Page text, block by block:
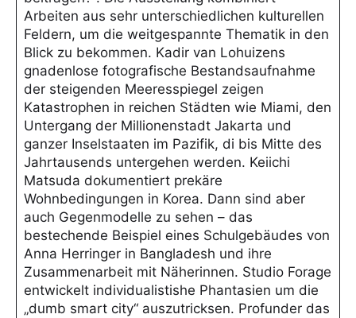
Arbeiten aus sehr unterschiedlichen kulturellen
Feldern, um die weitgespannte Thematik in den
Blick zu bekommen. Kadir van Lohuizens
gnadenlose fotografische Bestandsaufnahme
der steigenden Meeresspiegel zeigen
Katastrophen in reichen Städten wie Miami, den
Untergang der Millionenstadt Jakarta und
ganzer Inselstaaten im Pazifik, di bis Mitte des
Jahrtausends untergehen werden. Keiichi
Matsuda dokumentiert prekäre
Wohnbedingungen in Korea. Dann sind aber
auch Gegenmodelle zu sehen – das
bestechende Beispiel eines Schulgebäudes von
Anna Herringer in Bangladesh und ihre
Zusammenarbeit mit Näherinnen. Studio Forage
entwickelt individualistishe Phantasien um die
„dumb smart city“ auszutricksen. Profunder das